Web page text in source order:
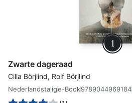
1
Zwarte dageraad
Cilla Börjlind, Rolf Börjlind
Nederlandstalige-Book9789044969184